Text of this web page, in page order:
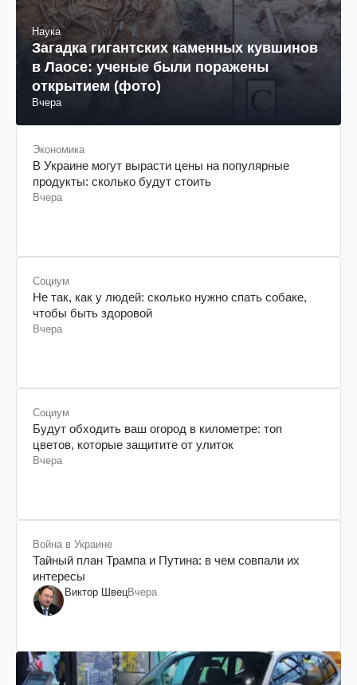
Наука
Загадка гигантских каменных кувшинов
в Лаосе: ученые были поражены
открытием (фото)
Вчера
Экономика
В Украине могут вырасти цены на популярные
продукты: сколько будут стоить
Вчера
Социум
Не так, как у людей: сколько нужно спать собаке,
чтобы быть здоровой
Вчера
Социум
Будут обходить ваш огород в километре: топ
цветов, которые защитите от улиток
Вчера
Война в Украине
Тайный план Трампа и Путина: в чем совпали их
интересы
Виктор ШвецВчера